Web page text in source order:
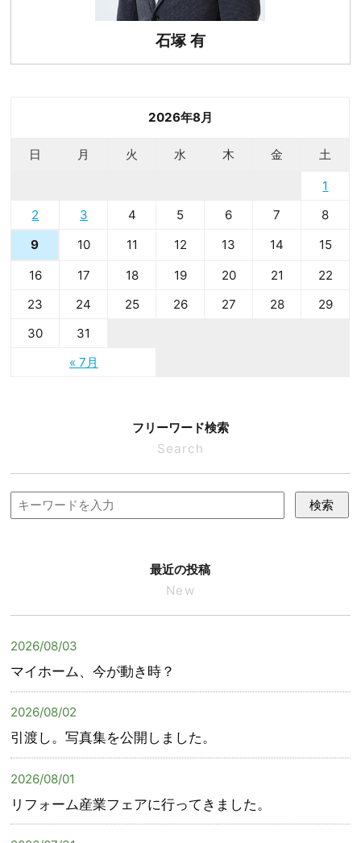
石塚 有
2026年8月
日 月 火 水 木 金 土
« 7月
1
2
3 4 5 6 7
8
9
10 11 12 13 14
15
16
17 18 19 20 21
22
23
24 25 26 27 28
29
30
31
フリーワード検索
Search
検索
最近の投稿
New
2026/08/03
マイホーム、今が動き時？
2026/08/02
引渡し。写真集を公開しました。
2026/08/01
リフォーム産業フェアに行ってきました。